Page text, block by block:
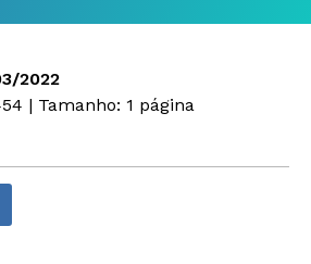
2022
| Tamanho: 1 página